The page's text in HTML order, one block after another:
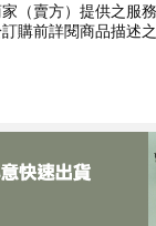
家（賣方）提供之服
購前詳閱商品描述